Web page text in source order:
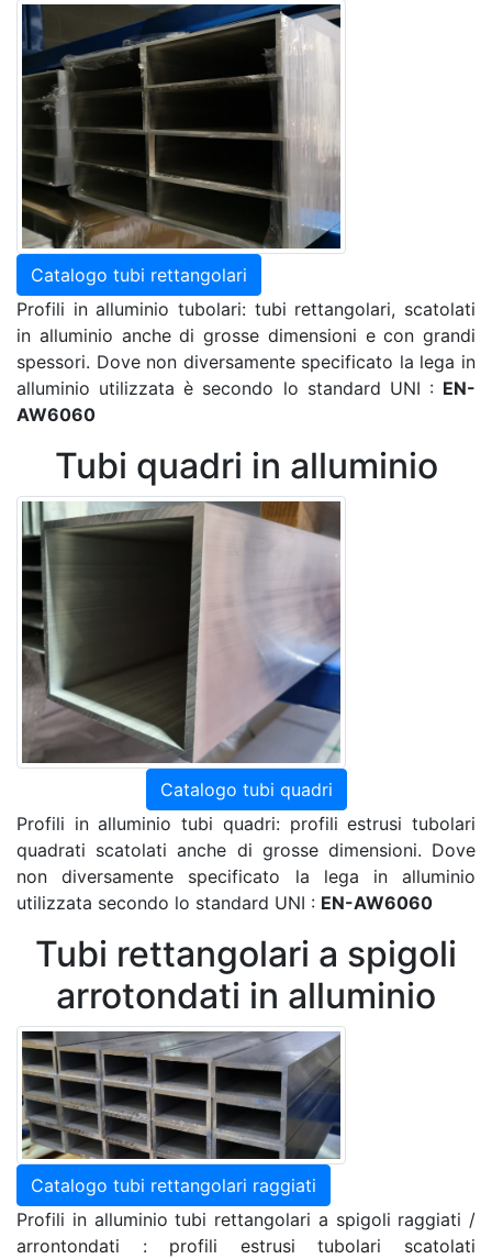
Catalogo tubi rettangolari
Profili in alluminio tubolari: tubi rettangolari, scatolati
in alluminio anche di grosse dimensioni e con grandi
spessori. Dove non diversamente specificato la lega in
alluminio utilizzata è secondo lo standard UNI : EN-
AW6060
Tubi quadri in alluminio
Catalogo tubi quadri
Profili in alluminio tubi quadri: profili estrusi tubolari
quadrati scatolati anche di grosse dimensioni. Dove
non diversamente specificato la lega in alluminio
utilizzata secondo lo standard UNI : EN-AW6060
Tubi rettangolari a spigoli
arrotondati in alluminio
Catalogo tubi rettangolari raggiati
Profili in alluminio tubi rettangolari a spigoli raggiati /
arrontondati : profili estrusi tubolari scatolati